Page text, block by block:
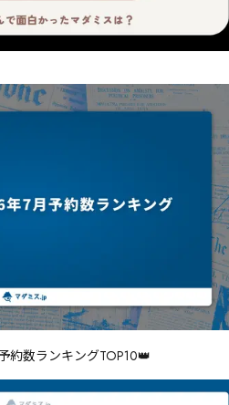
約数ランキングTOP10👑